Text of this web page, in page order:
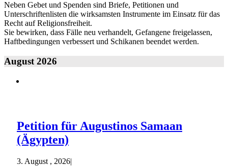
Neben Gebet und Spenden sind Briefe, Petitionen und
Unterschriftenlisten die wirksamsten Instrumente im Einsatz für das
Recht auf Religionsfreiheit.
Sie bewirken, dass Fälle neu verhandelt, Gefangene freigelassen,
Haftbedingungen verbessert und Schikanen beendet werden.
August 2026
Petition für Augustinos Samaan
(Ägypten)
3. August , 2026|